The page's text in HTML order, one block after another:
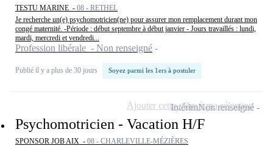
TESTU MARINE - 08 - RETHEL
Je recherche un(e) psychomotricien(ne) pour assurer mon remplacement durant mon
congé maternité. -Période : début septembre à début janvier - Jours travaillés : lundi,
mardi, mercredi et vendredi...
Profession libérale - Non renseigné
Publié il y a plus de 30 jours Soyez parmi les 1ers à postuler
Psychomotricien - Vacation H/F
SPONSOR JOB AIX - 08 - CHARLEVILLE-MÉZIÈRES
IntérimNon renseigné
Ajouter cette offre à ma sélection